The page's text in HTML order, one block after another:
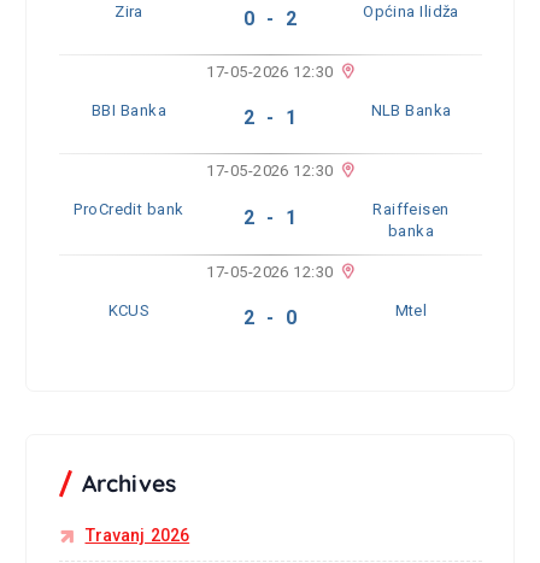
Zira 0 - 2 Općina Ilidža
17-05-2026 12:30
BBI Banka 2 - 1 NLB Banka
17-05-2026 12:30
ProCredit bank 2 - 1
Raiffeisen
banka
17-05-2026 12:30
KCUS 2 - 0 Mtel
Archives
Travanj 2026